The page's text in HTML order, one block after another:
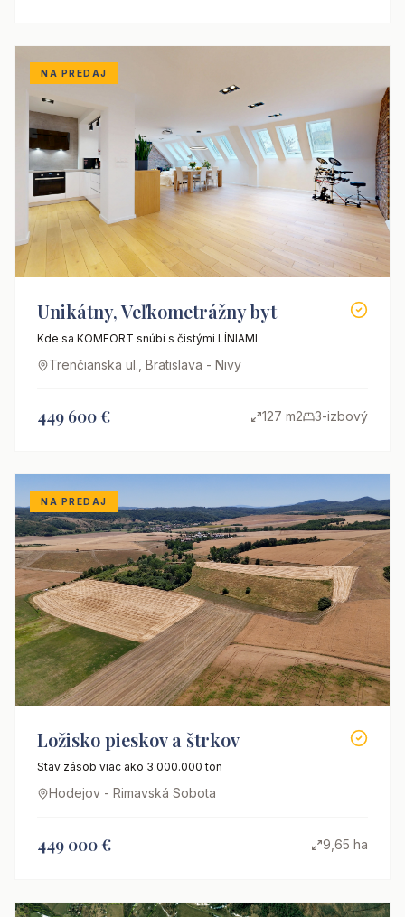
NA PREDAJ
Unikátny, Veľkometrážny byt
Kde sa KOMFORT snúbi s čistými LÍNIAMI
Trenčianska ul., Bratislava - Nivy
449 600 € 127 m2 3-izbový
NA PREDAJ
Ložisko pieskov a štrkov
Stav zásob viac ako 3.000.000 ton
Hodejov - Rimavská Sobota
449 000 € 9,65 ha